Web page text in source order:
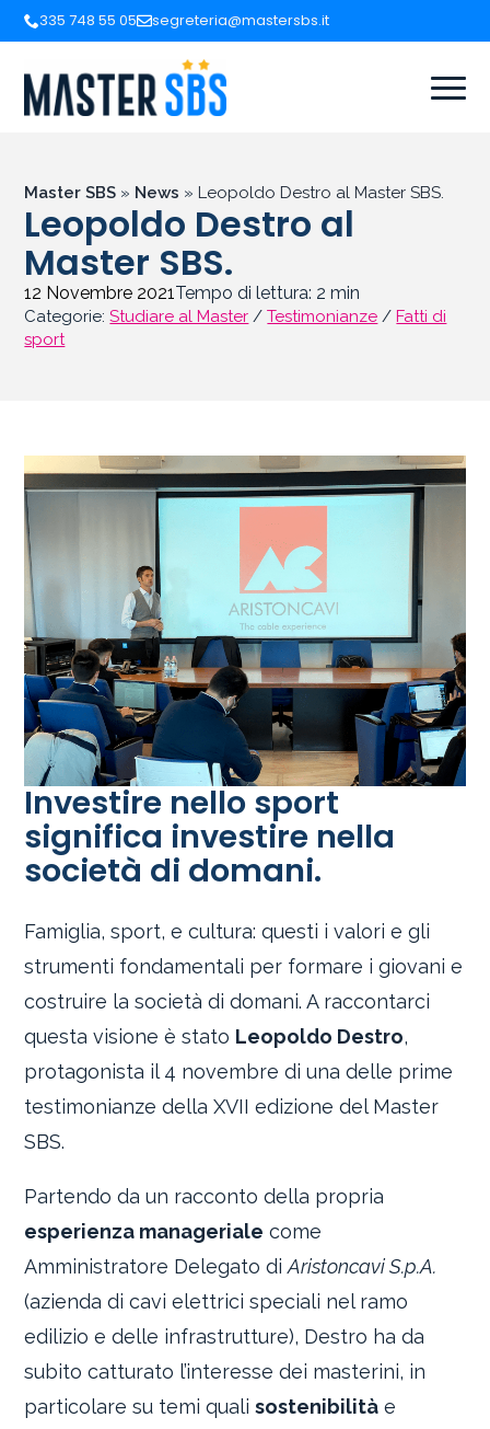
335 748 55 05 segreteria@mastersbs.it
Master SBS » News » Leopoldo Destro al Master SBS.
Leopoldo Destro al
Master SBS.
12 Novembre 2021Tempo di lettura: 2 min
Categorie:Studiare al Master /Testimonianze /Fatti di
sport
Investire nello sport
significa investire nella
società di domani.
Famiglia, sport, e cultura: questi i valori e gli
strumenti fondamentali per formare i giovani e
costruire la società di domani. A raccontarci
questa visione è stato Leopoldo Destro,
protagonista il 4 novembre di una delle prime
testimonianze della XVII edizione del Master
SBS.
Partendo da un racconto della propria
esperienza manageriale come
Amministratore Delegato diAristoncavi S.p.A.
(azienda di cavi elettrici speciali nel ramo
edilizio e delle infrastrutture), Destro ha da
subito catturato l’interesse dei masterini, in
particolare su temi qualisostenibilità e